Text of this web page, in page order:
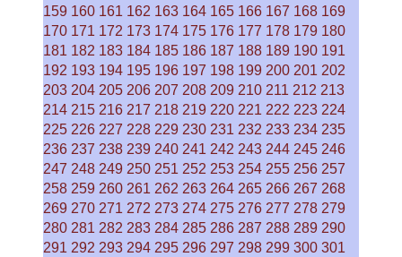
159 160 161 162 163 164 165 166 167 168 169
170 171 172 173 174 175 176 177 178 179 180
181 182 183 184 185 186 187 188 189 190 191
192 193 194 195 196 197 198 199 200 201 202
203 204 205 206 207 208 209 210 211 212 213
214 215 216 217 218 219 220 221 222 223 224
225 226 227 228 229 230 231 232 233 234 235
236 237 238 239 240 241 242 243 244 245 246
247 248 249 250 251 252 253 254 255 256 257
258 259 260 261 262 263 264 265 266 267 268
269 270 271 272 273 274 275 276 277 278 279
280 281 282 283 284 285 286 287 288 289 290
291 292 293 294 295 296 297 298 299 300 301